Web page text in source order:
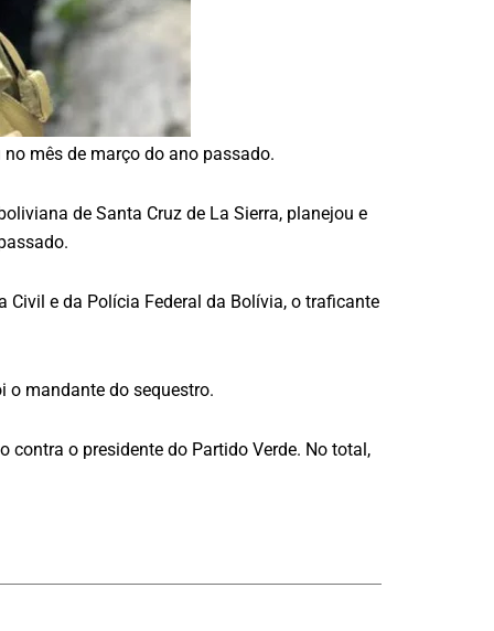
mês de março do ano passado.
de Santa Cruz de La Sierra, planejou e
Civil e da Polícia Federal da Bolívia, o traficante
o mandante do sequestro.
contra o presidente do Partido Verde. No total,